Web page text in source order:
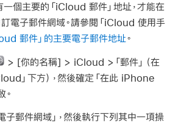
一個主要的「iCloud 郵件」地址，才能在
電子郵件網域。請參閱「iCloud 使用手
郵件」的主要電子郵件地址。
> [你的名稱] > iCloud >「郵件」（在
」下方），然後確定「在此 iPhone
。
子郵件網域」，然後執行下列其中一項操